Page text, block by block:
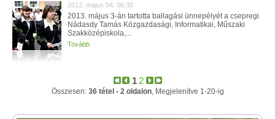
2013. május 04. 06:30
2013. május 3-án tartotta ballagási ünnepélyét a csepregi
Nádasdy Tamás Közgazdasági, Informatikai, Műszaki
Szakközépiskola,...
Tovább
1 2
Összesen: 36 tétel - 2 oldalon, Megjelenítve 1-20-ig